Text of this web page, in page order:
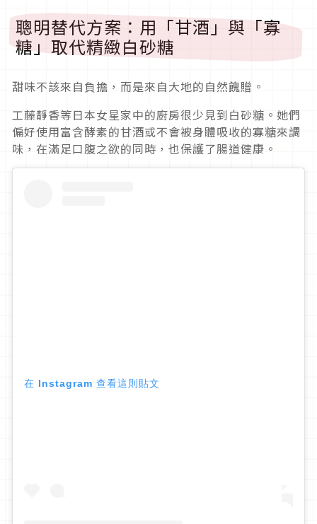
聰明替代方案：用「甘酒」與「寡
糖」取代精緻白砂糖
甜味不該來自負擔，而是來自大地的自然餽贈。
工藤靜香等日本女星家中的廚房很少見到白砂糖。她們
偏好使用富含酵素的甘酒或不會被身體吸收的寡糖來調
味，在滿足口腹之欲的同時，也保護了腸道健康。
在 Instagram 查看這則貼文